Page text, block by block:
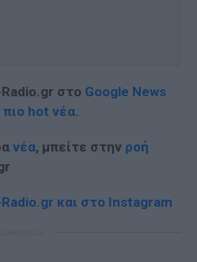
στο Google News
πιο hot νέα.
νέα, μπείτε στην ροή
και στο Instagram